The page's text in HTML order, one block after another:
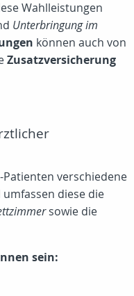
Wahlleistungen
Unterbringung im
können auch von
Zusatzversicherung
verschiedene
umfassen diese die
sowie die
sein: